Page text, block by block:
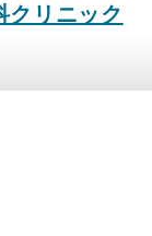
クリニック